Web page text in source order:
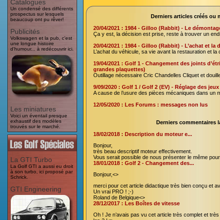
Catalogues
Un condensé des différents
prospectus sur lesquels
beaucoup ont pu rêver!
Publicités
Volkswagen et la pub, c'est
une longue histoire
d'humour... à redécouvrir ici.
Les miniatures
Voici un éventail presque
exhaustif des modèles
trouvés sur le marché.
La GTI Turbo
La Golf GTI a aussi eu droit
à son turbo, ici proposé par
Schrick.
GTI Engineering
Derniers articles créés ou
20/04/2021 : 1984 - Gilloo (Rabbit) - Le
Ça y est, la décision est prise, reste à trouver un
20/04/2021 : 1984 - Gilloo (Rabbit) - L’achat et la
L’achat du véhicule, sa vie avant la restauration et
19/04/2021 : Golf 1 - Changement des joints
grandes plaquettes)
Outillage nécessaire Cric Chandelles Cliquet et
9/09/2020 : Golf 1 / Golf 2 (EV) - Réglage des
A cause de l’usure des pièces mécaniques dans un
12/05/2020 : Les Forums : messages non lus
Derniers commentaires
18/02/2018 : Description du moteur e...
Bonjour,
très beau descriptif moteur effectivement.
Vous serait possible de nous présenter le même
18/01/2018 : Golf 2 - Changement des...
Bonjour,<>
merci pour cet article didactique très bien conçu et
Un vrai PRO ! ;-)
Roland de Belgique<>
28/12/2017 : Les Boîtes de vitesse
Oh ! Je n’avais pas vu cet article très complet et